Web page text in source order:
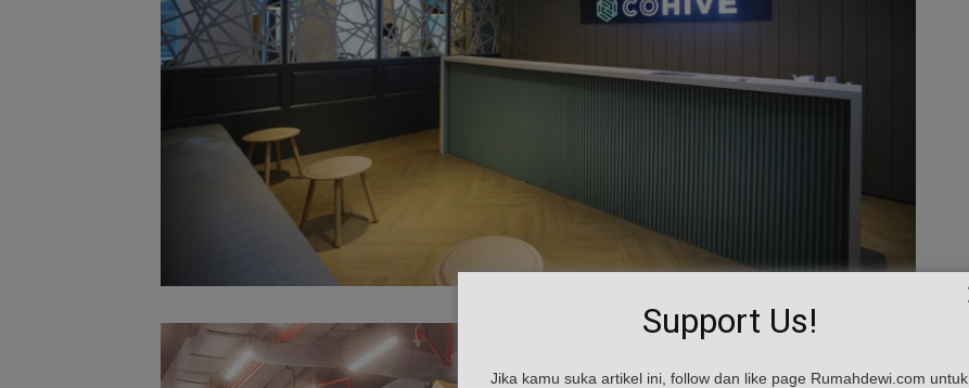
Support Us!
Jika kamu suka artikel ini, follow dan like page Rumahdewi.com untuk